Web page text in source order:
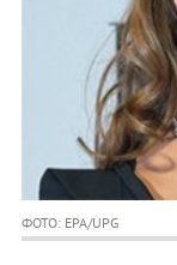
ФОТО: EPA/UPG